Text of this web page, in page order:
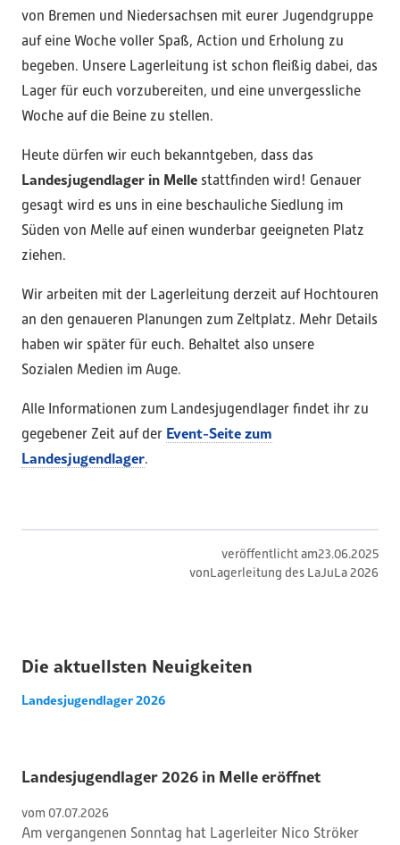
von Bremen und Niedersachsen mit eurer Jugendgruppe
auf eine Woche voller Spaß, Action und Erholung zu
begeben. Unsere Lagerleitung ist schon fleißig dabei, das
Lager für euch vorzubereiten, und eine unvergessliche
Woche auf die Beine zu stellen.
Heute dürfen wir euch bekanntgeben, dass das
Landesjugendlager in Melle stattfinden wird! Genauer
gesagt wird es uns in eine beschauliche Siedlung im
Süden von Melle auf einen wunderbar geeigneten Platz
ziehen.
Wir arbeiten mit der Lagerleitung derzeit auf Hochtouren
an den genaueren Planungen zum Zeltplatz. Mehr Details
haben wir später für euch. Behaltet also unsere
Sozialen Medien im Auge.
Alle Informationen zum Landesjugendlager findet ihr zu
gegebener Zeit auf der Event-Seite zum
Landesjugendlager.
veröffentlicht am23.06.2025
vonLagerleitung des LaJuLa 2026
Die aktuellsten Neuigkeiten
Landesjugendlager 2026
Landesjugendlager 2026 in Melle eröffnet
vom 07.07.2026
Am vergangenen Sonntag hat Lagerleiter Nico Ströker